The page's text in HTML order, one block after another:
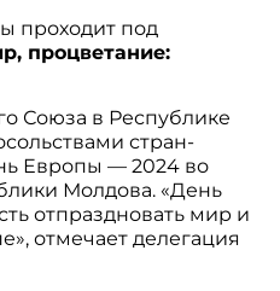
проходит под
процветание:
Союза в Республике
стран-
Европы — 2024 во
Молдова. «День
отпраздновать мир и
отмечает делегация